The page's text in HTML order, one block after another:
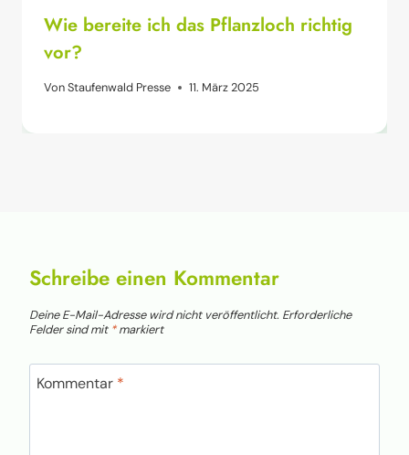
Wie bereite ich das Pflanzloch richtig
vor?
VonStaufenwald Presse 11. März 2025
Schreibe einen Kommentar
Deine E-Mail-Adresse wird nicht veröffentlicht. Erforderliche
Felder sind mit *markiert
Kommentar *